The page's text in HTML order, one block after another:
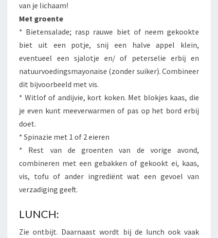
van je lichaam!
Met groente
* Bietensalade; rasp rauwe biet of neem gekookte
biet uit een potje, snij een halve appel klein,
eventueel een sjalotje en/ of peterselie erbij en
natuurvoedingsmayonaise (zonder suiker). Combineer
dit bijvoorbeeld met vis.
* Witlof of andijvie, kort koken. Met blokjes kaas, die
je even kunt meeverwarmen of pas op het bord erbij
doet.
* Spinazie met 1 of 2 eieren
* Rest van de groenten van de vorige avond,
combineren met een gebakken of gekookt ei, kaas,
vis, tofu of ander ingrediënt wat een gevoel van
verzadiging geeft.
LUNCH:
Zie ontbijt. Daarnaast wordt bij de lunch ook vaak